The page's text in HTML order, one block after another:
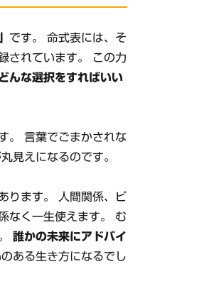
です。 命式表には、そ
されています。 この力
どんな選択をすればいい
。 言葉でごまかされな
見えになるのです。
ります。 人間関係、ビ
なく一生使えます。 む
誰かの未来にアドバイ
ある生き方になるでし